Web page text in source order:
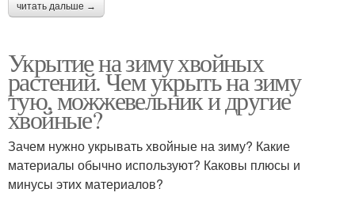
читать дальше →
Укрытие на зиму хвойных
растений. Чем укрыть на зиму
тую, можжевельник и другие
хвойные?
Зачем нужно укрывать хвойные на зиму? Какие
материалы обычно используют? Каковы плюсы и
минусы этих материалов?